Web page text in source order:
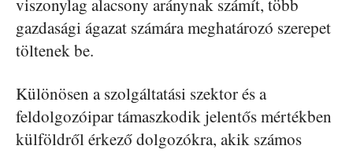
viszonylag alacsony aránynak számít, több
gazdasági ágazat számára meghatározó szerepet
töltenek be.
Különösen a szolgáltatási szektor és a
feldolgozóipar támaszkodik jelentős mértékben
külföldről érkező dolgozókra, akik számos